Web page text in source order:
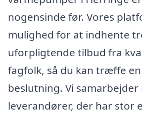
nogensinde før. Vores
mulighed for at indhente
uforpligtende tilbud fra
fagfolk, så du kan træffe
beslutning. Vi samarbejder
leverandører, der har stor